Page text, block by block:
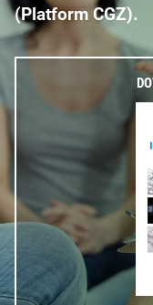
(Platform CGZ).